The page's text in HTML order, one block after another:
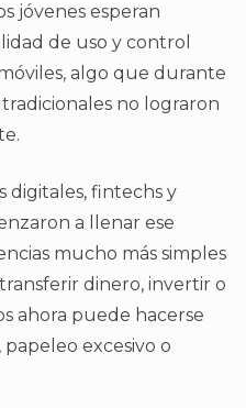
jóvenes esperan
de uso y control
algo que durante
no lograron
digitales, fintechs y
a llenar ese
mucho más simples
dinero, invertir o
ahora puede hacerse
excesivo o